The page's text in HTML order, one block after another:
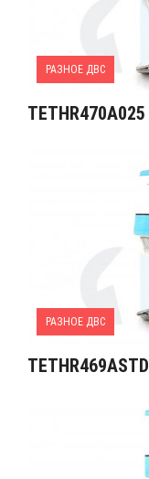
РАЗНОЕ ДВС
TETHR470A025
РАЗНОЕ ДВС
TETHR469ASTD